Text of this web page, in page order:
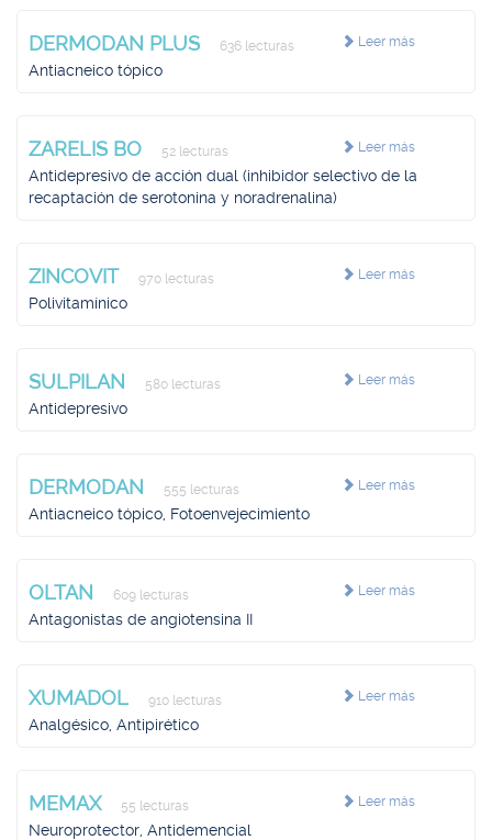
Leer más
DERMODAN PLUS 636 lecturas
Antiacneico tópico
Leer más
ZARELIS BO 52 lecturas
Antidepresivo de acción dual (inhibidor selectivo de la
recaptación de serotonina y noradrenalina)
Leer más
ZINCOVIT 970 lecturas
Polivitamínico
Leer más
SULPILAN 580 lecturas
Antidepresivo
Leer más
DERMODAN 555 lecturas
Antiacneico tópico, Fotoenvejecimiento
Leer más
OLTAN 609 lecturas
Antagonistas de angiotensina II
Leer más
XUMADOL 910 lecturas
Analgésico, Antipirético
Leer más
MEMAX 55 lecturas
Neuroprotector, Antidemencial